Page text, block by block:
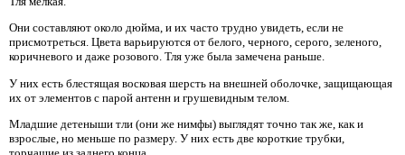
Они составляют около дюйма, и их часто трудно увидеть, если не
присмотреться. Цвета варьируются от белого, черного, серого, зеленого,
коричневого и даже розового. Тля уже была замечена раньше.
У них есть блестящая восковая шерсть на внешней оболочке, защищающая
их от элементов с парой антенн и грушевидным телом.
Младшие детеныши тли (они же нимфы) выглядят точно так же, как и
взрослые, но меньше по размеру. У них есть две короткие трубки,